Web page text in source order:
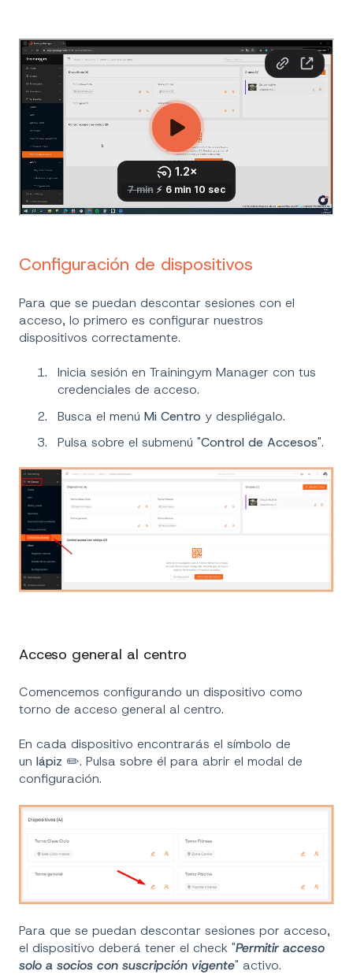
Configuración de dispositivos
Para que se puedan descontar sesiones con el
acceso, lo primero es configurar nuestros
dispositivos correctamente.
Inicia sesión en Trainingym Manager con tus
credenciales de acceso.
Busca el menú Mi Centro y despliégalo.
Pulsa sobre el submenú "Control de Accesos".
Acceso general al centro
Comencemos configurando un dispositivo como
torno de acceso general al centro.
En cada dispositivo encontrarás el símbolo de
un lápiz ✏️. Pulsa sobre él para abrir el modal de
configuración.
Para que se puedan descontar sesiones por acceso,
el dispositivo deberá tener el check "Permitir acceso
solo a socios con suscripción vigente" activo.